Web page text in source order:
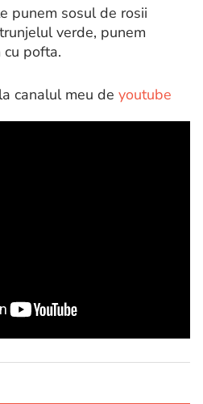
punem sosul de rosii
verde, punem
pofta.
canalul meu de youtube